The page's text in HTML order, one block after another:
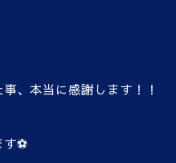
、本当に感謝します！！
⚽️